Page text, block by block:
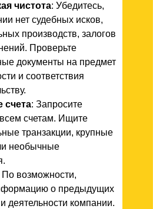
чистота: Убедитесь,
нет судебных исков,
производств, залогов
Проверьте
документы на предмет
и соответствия
счета: Запросите
счетам. Ищите
транзакции, крупные
необычные
По возможности,
о предыдущих
деятельности компании.